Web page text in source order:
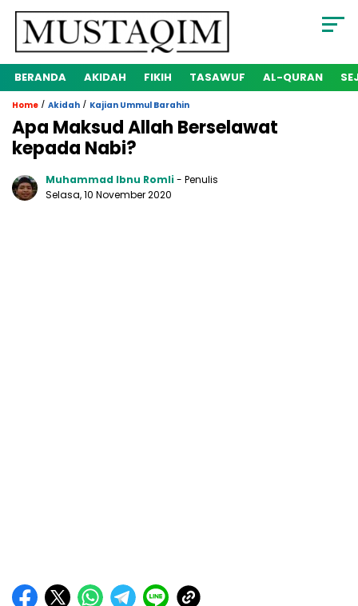
BERANDA AKIDAH FIKIH TASAWUF AL-QURAN
Home / Akidah / Kajian Ummul Barahin
Apa Maksud Allah Berselawat
kepada Nabi?
Muhammad Ibnu Romli- Penulis
Selasa, 10 November 2020